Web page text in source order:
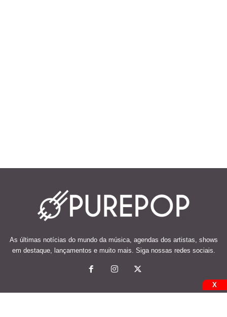
As últimas notícias do mundo da música, agendas dos artistas, shows
em destaque, lançamentos e muito mais. Siga nossas redes sociais.
X